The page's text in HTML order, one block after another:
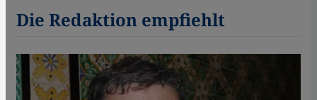
Die Redaktion empfiehlt